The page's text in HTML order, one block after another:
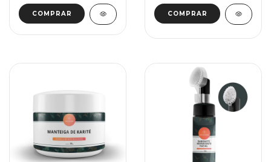
COMPRAR